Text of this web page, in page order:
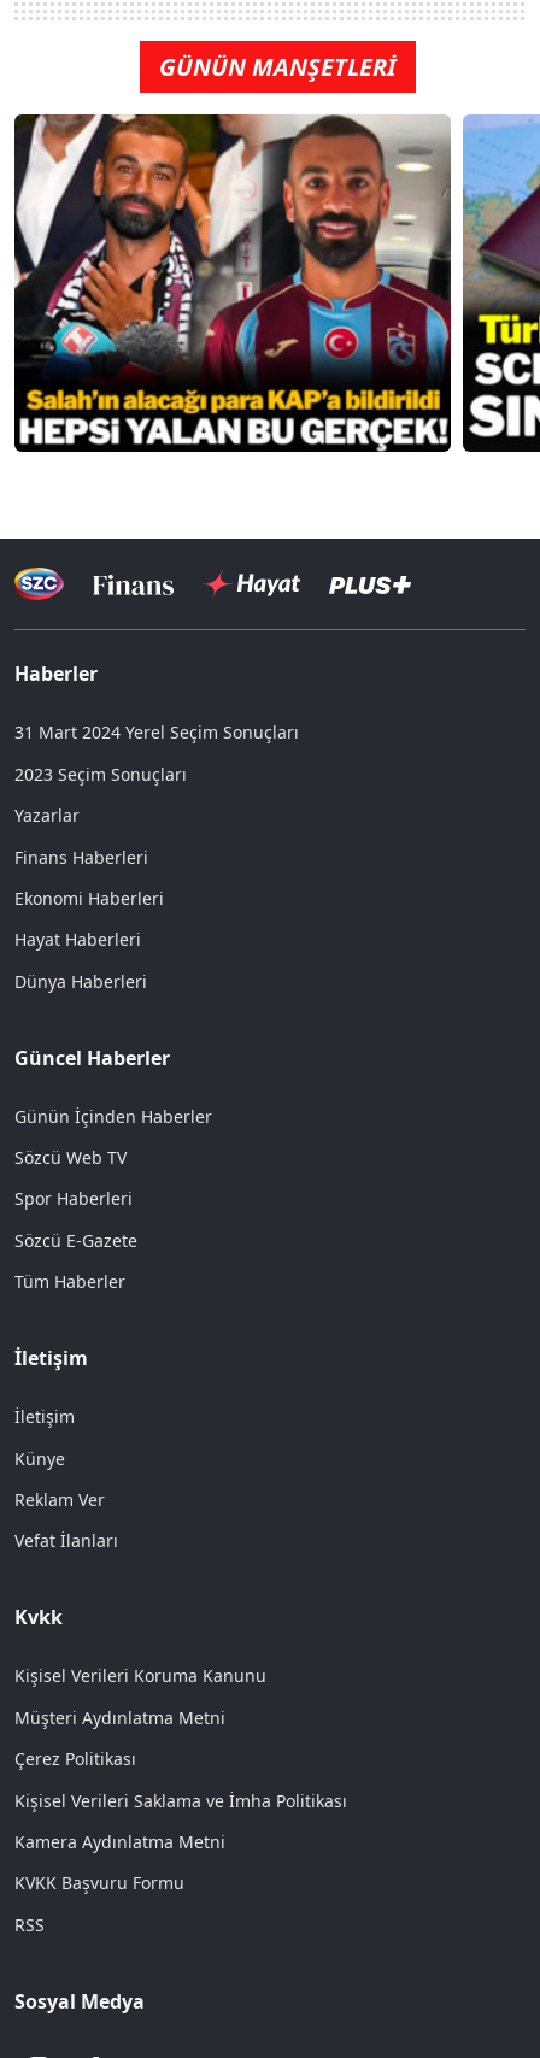
GÜNÜN MANŞETLERİ
Haberler
31 Mart 2024 Yerel Seçim Sonuçları
2023 Seçim Sonuçları
Yazarlar
Finans Haberleri
Ekonomi Haberleri
Hayat Haberleri
Dünya Haberleri
Güncel Haberler
Günün İçinden Haberler
Sözcü Web TV
Spor Haberleri
Sözcü E-Gazete
Tüm Haberler
İletişim
İletişim
Künye
Reklam Ver
Vefat İlanları
Kvkk
Kişisel Verileri Koruma Kanunu
Müşteri Aydınlatma Metni
Çerez Politikası
Kişisel Verileri Saklama ve İmha Politikası
Kamera Aydınlatma Metni
KVKK Başvuru Formu
RSS
Sosyal Medya